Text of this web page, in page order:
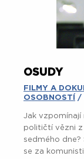
OSUDY
FILMY A
OSOBNOSTÍ
/
Jak vzpomínají
političtí vězni z
sedmého
se za